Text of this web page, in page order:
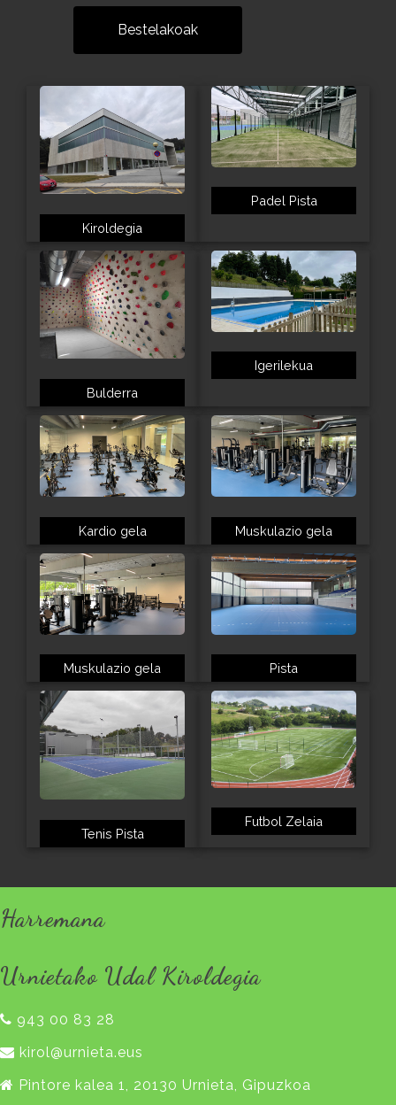
Bestelakoak
Kiroldegia
Padel Pista
Bulderra
Igerilekua
Kardio gela Muskulazio gela
Muskulazio gela Pista
Tenis Pista
Futbol Zelaia
Harremana
Urnietako Udal Kiroldegia
943 00 83 28
kirol@urnieta.eus
Pintore kalea 1, 20130 Urnieta, Gipuzkoa